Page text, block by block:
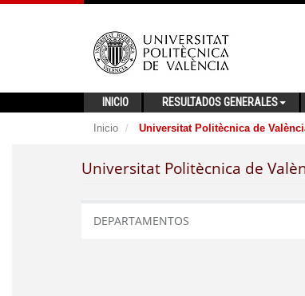
INICIO RESULTADOS GENERALES
Inicio Universitat Politècnica de
Universitat Politècnica de
DEPARTAMENTOS